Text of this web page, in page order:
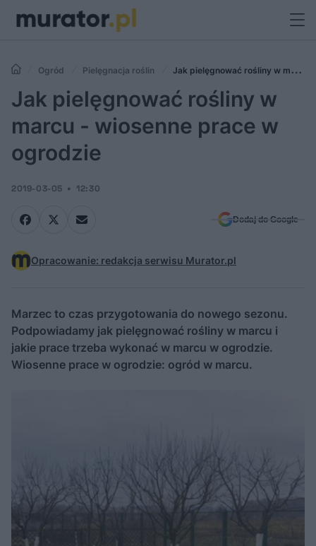
Ogród Pielęgnacja roślin
Jak pielęgnować rośliny w marcu
- wiosenne prace w ogrodzie
Jak pielęgnować rośliny w
marcu - wiosenne prace w
ogrodzie
2019-03-05 12:30
Dodaj do Google
Opracowanie: redakcja serwisu Murator.pl
Marzec to czas przygotowania do nowego sezonu.
Podpowiadamy jak pielęgnować rośliny w marcu i
jakie prace trzeba wykonać w marcu w ogrodzie.
Wiosenne prace w ogrodzie: ogród w marcu.